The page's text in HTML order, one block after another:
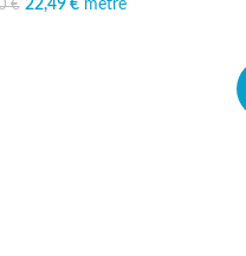
€
Le prix initial était :
22,49 € Le prix actuel est :
mètre